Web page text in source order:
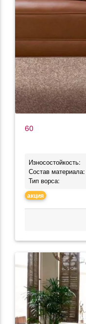
60
Износостойкость:
Состав материала:
Тип ворса:
акция